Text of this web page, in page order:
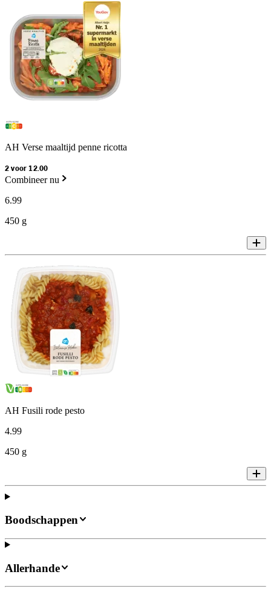
AH Verse maaltijd penne ricotta
2 voor 12.00
Combineer nu
6.99
450 g
AH Fusili rode pesto
4.99
450 g
Boodschappen
Allerhande